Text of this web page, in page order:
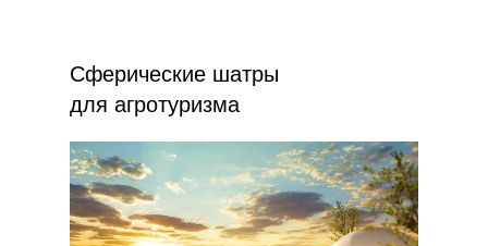
Сферические шатры
для агротуризма